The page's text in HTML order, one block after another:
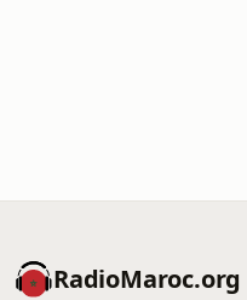
RadioMaroc.org